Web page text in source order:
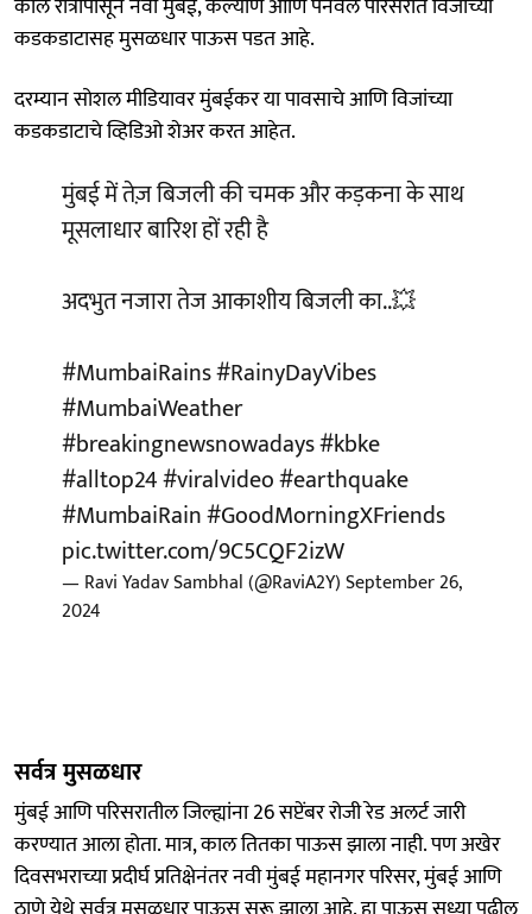
कडकडाटासह मुसळधार पाऊस पडत आहे.
दरम्यान सोशल मीडियावर मुंबईकर या पावसाचे आणि विजांच्या
कडकडाटाचे व्हिडिओ शेअर करत आहेत.
मुंबई में तेज़ बिजली की चमक और कड़कना के साथ
मूसलाधार बारिश हों रही है
अदभुत नजारा तेज आकाशीय बिजली का..💥
#MumbaiRains#RainyDayVibes
#MumbaiWeather
#breakingnewsnowadays#kbke
#alltop24#viralvideo#earthquake
#MumbaiRain#GoodMorningXFriends
pic.twitter.com/9C5CQF2izW
— Ravi Yadav Sambhal (@RaviA2Y)September 26,
2024
सर्वत्र मुसळधार
मुंबई आणि परिसरातील जिल्ह्यांना 26 सप्टेंबर रोजी रेड अलर्ट जारी
करण्यात आला होता. मात्र, काल तितका पाऊस झाला नाही. पण अखेर
दिवसभराच्या प्रदीर्घ प्रतिक्षेनंतर नवी मुंबई महानगर परिसर, मुंबई आणि